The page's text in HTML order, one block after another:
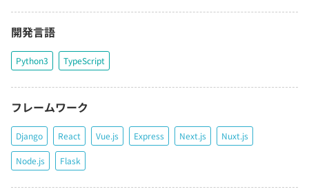
開発言語
Python3 TypeScript
フレームワーク
Django React Vue.js Express Next.js Nuxt.js
Node.js Flask